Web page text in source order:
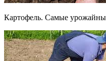
Картофель. Самые